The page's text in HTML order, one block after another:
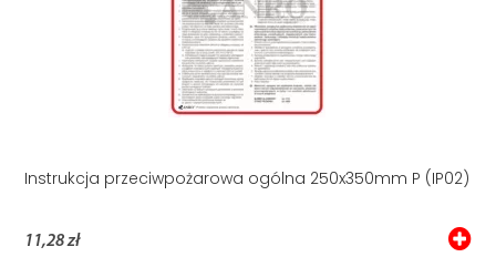
Instrukcja przeciwpożarowa ogólna 250x350mm P (IP02)
11,28 zł